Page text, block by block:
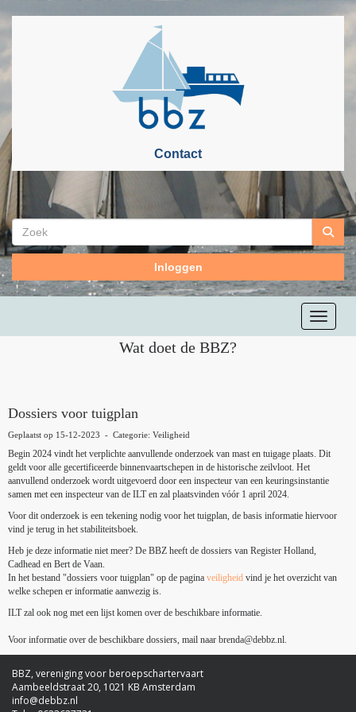
Contact
Inloggen
Toggle
Wat doet de BBZ?
Dossiers voor tuigplan
Geplaatst op 15-12-2023 - Categorie: Veiligheid
Begin 2024 vindt het verplichte aanvullende onderzoek van mast en tuigage plaats. Dit
geldt voor alle gecertificeerde binnenvaartschepen in de historische zeilvloot. Het
aanvullend onderzoek wordt uitgevoerd door een inspecteur van een keuringsinstantie
samen met een inspecteur van de ILT en zal plaatsvinden vóór 1 april 2024.
Voor dit onderzoek is een tekening nodig voor het tuigplan, de basis informatie hiervoor
vind je terug in het stabiliteitsboek.
Heb je deze informatie niet meer? De BBZ heeft de dossiers van Register Holland,
Cadhead en Bert de Vaan.
In het bestand "dossiers voor tuigplan" op de pagina veiligheid vind je het overzicht van
welke schepen er informatie aanwezig is.
ILT zal ook nog met een lijst komen over de beschikbare informatie.
Voor informatie over de beschikbare dossiers, mail naar adnerb@debbz.nl.
BBZ, vereniging voor beroepschartervaart
Aambeeldstraat 20, 1021 KB Amsterdam
ofni@debbz.nl